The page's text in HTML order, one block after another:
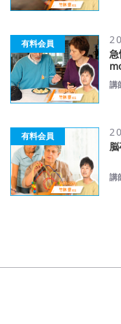
有料会員
講
有料会員
講